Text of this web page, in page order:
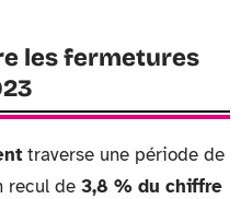
les fermetures
traverse une période de
recul de 3,8 % du chiffre